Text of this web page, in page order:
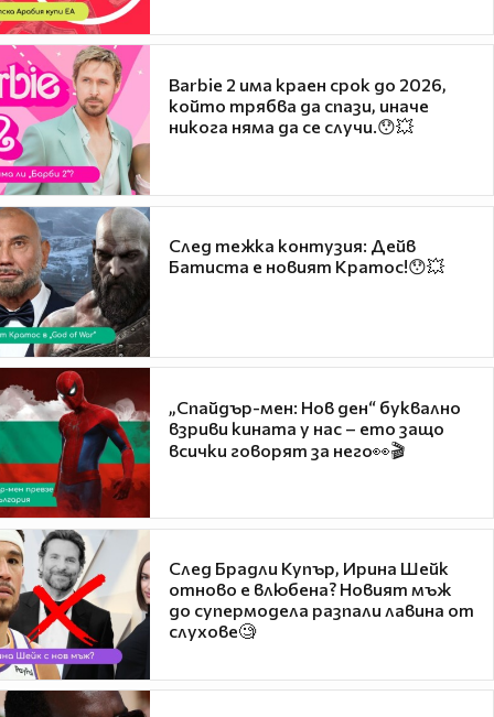
Barbie 2 има краен срок до 2026,
който трябва да спази, иначе
никога няма да се случи.😯💥
След тежка контузия: Дейв
Батиста е новият Кратос!😯💥
„Спайдър-мен: Нов ден“ буквално
взриви кината у нас – ето защо
всички говорят за него👀🎬
След Брадли Купър, Ирина Шейк
отново е влюбена? Новият мъж
до супермодела разпали лавина от
слухове🧐